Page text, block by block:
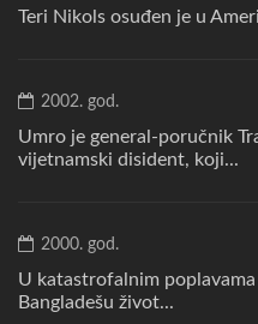
Teri Nikols osuđen je u
2002. god.
Umro je general-poručnik
vijetnamski disident, koji...
2000. god.
U katastrofalnim
Bangladešu život...